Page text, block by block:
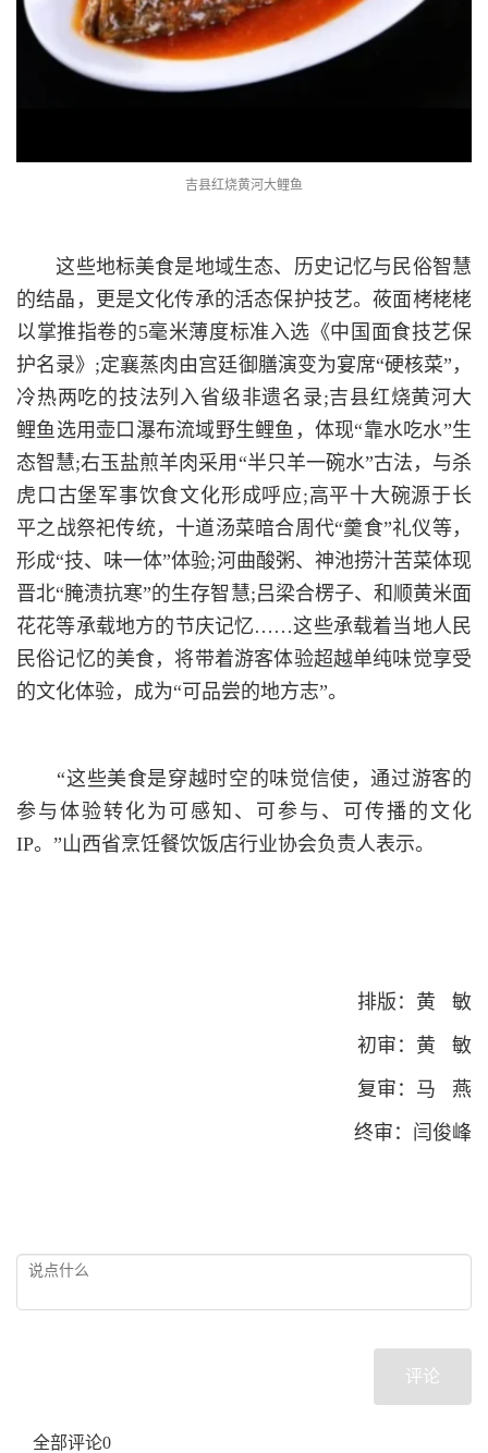
吉县红烧黄河大鲤鱼
这些地标美食是地域生态、历史记忆与民俗智慧
的结晶，更是文化传承的活态保护技艺。莜面栲栳栳
以掌推指卷的5毫米薄度标准入选《中国面食技艺保
护名录》;定襄蒸肉由宫廷御膳演变为宴席“硬核菜”，
冷热两吃的技法列入省级非遗名录;吉县红烧黄河大
鲤鱼选用壶口瀑布流域野生鲤鱼，体现“靠水吃水”生
态智慧;右玉盐煎羊肉采用“半只羊一碗水”古法，与杀
虎口古堡军事饮食文化形成呼应;高平十大碗源于长
平之战祭祀传统，十道汤菜暗合周代“羹食”礼仪等，
形成“技、味一体”体验;河曲酸粥、神池捞汁苦菜体现
晋北“腌渍抗寒”的生存智慧;吕梁合楞子、和顺黄米面
花花等承载地方的节庆记忆……这些承载着当地人民
民俗记忆的美食，将带着游客体验超越单纯味觉享受
的文化体验，成为“可品尝的地方志”。
“这些美食是穿越时空的味觉信使，通过游客的
参与体验转化为可感知、可参与、可传播的文化
IP。”山西省烹饪餐饮饭店行业协会负责人表示。
排版：黄 敏
初审：黄 敏
复审：马 燕
终审：闫俊峰
评论
全部评论0